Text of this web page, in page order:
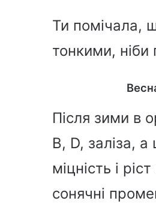
Ти помічала,
тонкими, ніби
Після зими в
B, D, заліза,
міцність і
сонячні